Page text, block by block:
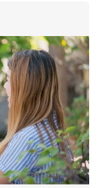
讀懂父親的
總是在一次
孩子一起長
到獨立自
養成。爸爸
每個重要的